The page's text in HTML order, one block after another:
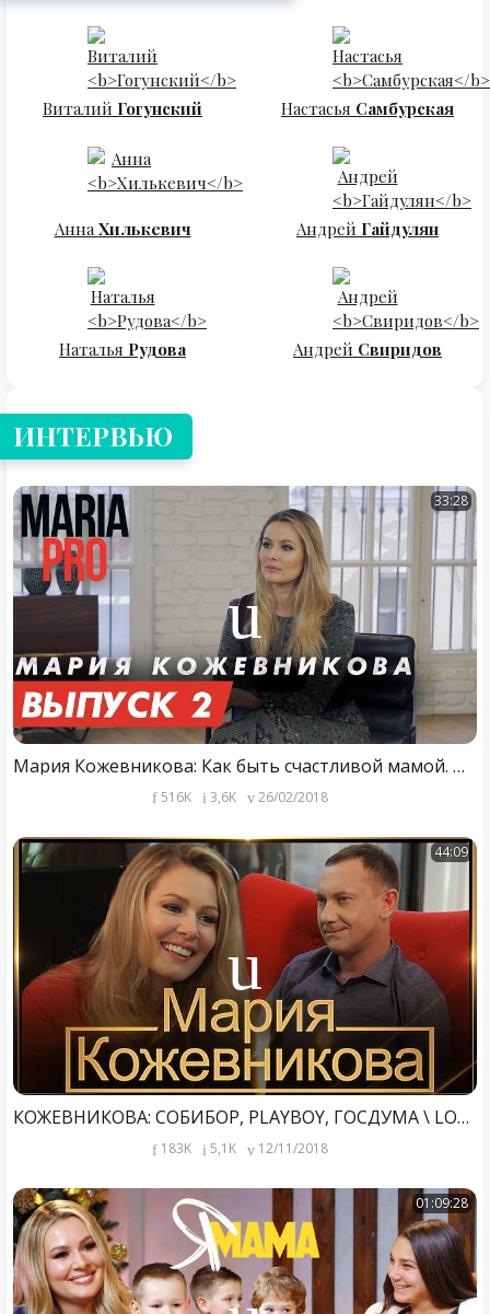
Виталий Гогунский Настасья Самбурская
Анна Хилькевич Андрей Гайдулян
Наталья Рудова Андрей Свиридов
ИНТЕРВЬЮ
33:28
Мария Кожевникова: Как быть счастливой мамой. О Госдуме и новых ролях в кино.
516K 3,6K 26/02/2018
44:09
КОЖЕВНИКОВА: СОБИБОР, PLAYBOY, ГОСДУМА \ LOVYGIN 16+
183K 5,1K 12/11/2018
01:09:28